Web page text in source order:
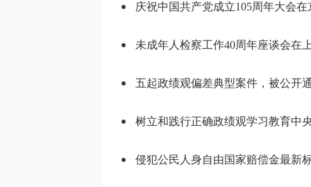
庆祝中国共产党成立105周年大会在
未成年人检察工作40周年座谈会在
五起政绩观偏差典型案件，被公开
侵犯公民人身自由国家赔偿金最新